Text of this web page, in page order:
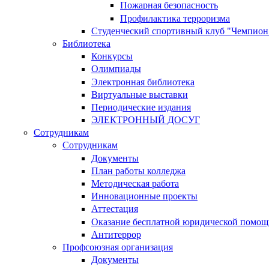
Пожарная безопасность
Профилактика терроризма
Студенческий спортивный клуб
Библиотека
Конкурсы
Олимпиады
Электронная библиотека
Виртуальные выставки
Периодические издания
ЭЛЕКТРОННЫЙ ДОСУГ
Сотрудникам
Сотрудникам
Документы
План работы колледжа
Методическая работа
Инновационные проекты
Аттестация
Оказание бесплатной юридической
Антитеррор
Профсоюзная организация
Документы